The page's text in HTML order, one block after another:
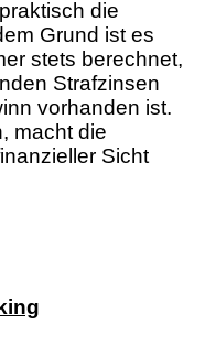
die
Grund ist es
stets berechnet,
Strafzinsen
vorhanden ist.
macht die
Sicht